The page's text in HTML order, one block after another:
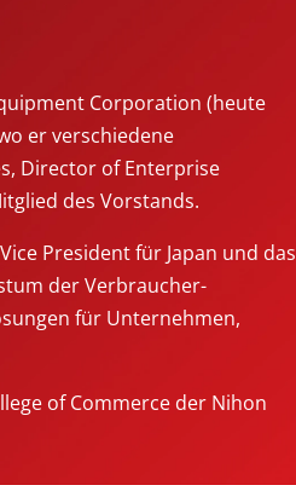
Corporation (heute
er verschiedene
Director of Enterprise
des Vorstands.
President für Japan und das
der Verbraucher-
für Unternehmen,
of Commerce der Nihon